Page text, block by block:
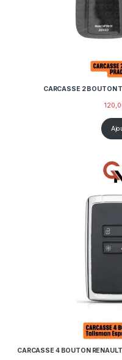
CARCASSE 2 BOUTON
CARCASSE 4 BOUTON